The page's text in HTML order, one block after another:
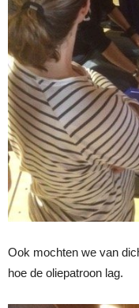
Ook mochten we van
hoe de oliepatroon lag.